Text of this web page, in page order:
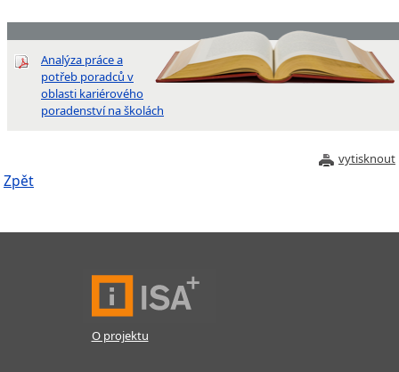
Analýza práce a
potřeb poradců v
oblasti kariérového
poradenství na školách
vytisknout
Zpět
O projektu